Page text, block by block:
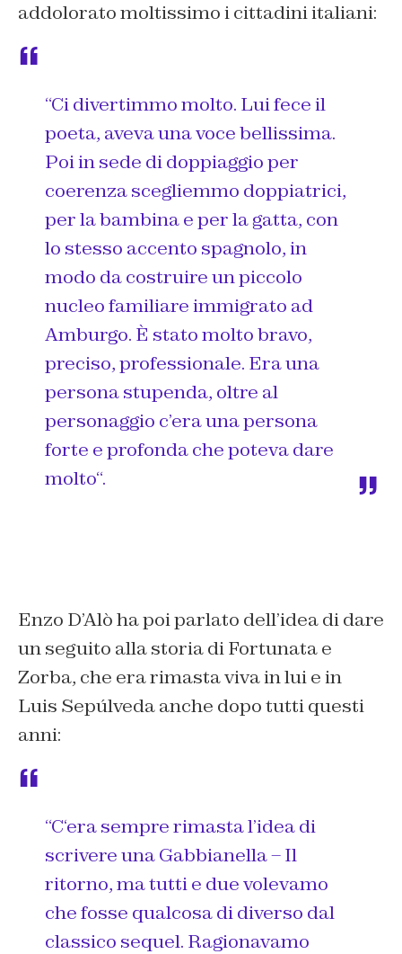
addolorato moltissimo i cittadini italiani:
“Ci divertimmo molto. Lui fece il
poeta, aveva una voce bellissima.
Poi in sede di doppiaggio per
coerenza scegliemmo doppiatrici,
per la bambina e per la gatta, con
lo stesso accento spagnolo, in
modo da costruire un piccolo
nucleo familiare immigrato ad
Amburgo. È stato molto bravo,
preciso, professionale. Era una
persona stupenda, oltre al
personaggio c’era una persona
forte e profonda che poteva dare
molto“.
Enzo D’Alò ha poi parlato dell’idea di dare
un seguito alla storia di Fortunata e
Zorba, che era rimasta viva in lui e in
Luis Sepúlveda anche dopo tutti questi
anni:
“C‘era sempre rimasta l’idea di
scrivere una Gabbianella – Il
ritorno, ma tutti e due volevamo
che fosse qualcosa di diverso dal
classico sequel. Ragionavamo